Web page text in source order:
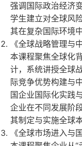
强调国际政治经济
学生建立对全球风
其在复杂国际环境
《全球战略管理与
本课程聚焦全球化
计，系统讲授全球
际竞争优势构建与
国企业国际化实践
企业在不同发展阶
其制定与实施全球
《全球市场进入与